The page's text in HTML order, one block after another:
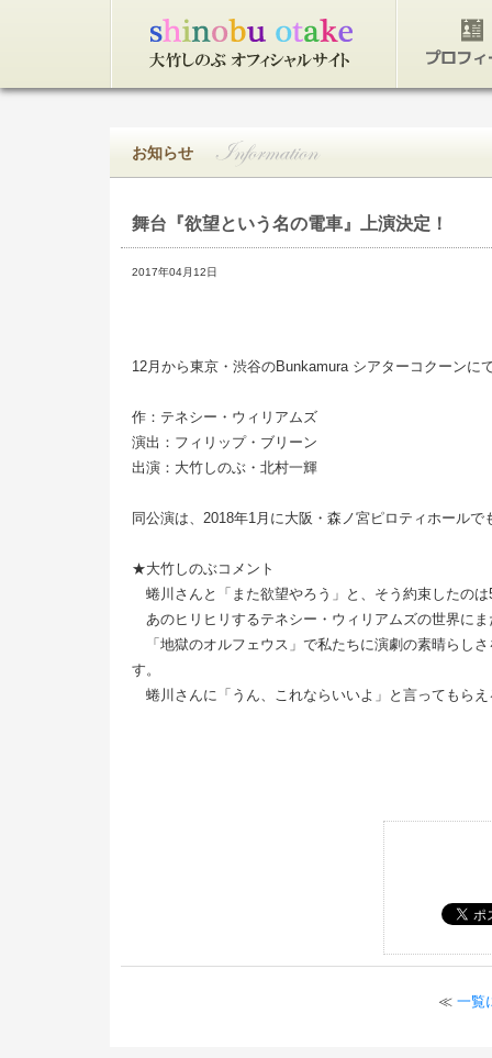
お知らせ
舞台『欲望という名の電車』上演決定！
2017年04月12日
12月から東京・渋谷のBunkamura シアターコクーンに
作：テネシー・ウィリアムズ
演出：フィリップ・ブリーン
出演：大竹しのぶ・北村一輝
同公演は、2018年1月に大阪・森ノ宮ピロティホールで
★大竹しのぶコメント
蜷川さんと「また欲望やろう」と、そう約束したのは
あのヒリヒリするテネシー・ウィリアムズの世界にま
「地獄のオルフェウス」で私たちに演劇の素晴らし
す。
蜷川さんに「うん、これならいいよ」と言ってもら
≪ 一覧